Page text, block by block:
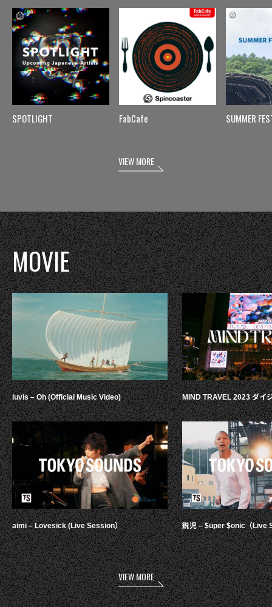
SPOTLIGHT FabCafe SUMMER
VIEW MORE
MOVIE
luvis – Oh (Official Music Video)
aimi – Lovesick (Live Session）
MIND TRAVEL 2023 ダイ
鋭児 – $uper $onic（Live
VIEW MORE